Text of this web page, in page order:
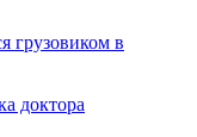
грузовиком в
доктора